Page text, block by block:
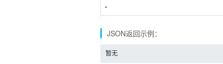
-
JSON返回示例：
暂无